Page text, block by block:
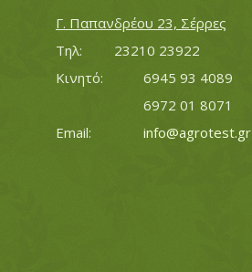
Γ. Παπανδρέου 23, Σέρρες
Τηλ:		23210 23922
Κινητό:		6945 93 4089
			6972 01 8071
info@agrotest.gr